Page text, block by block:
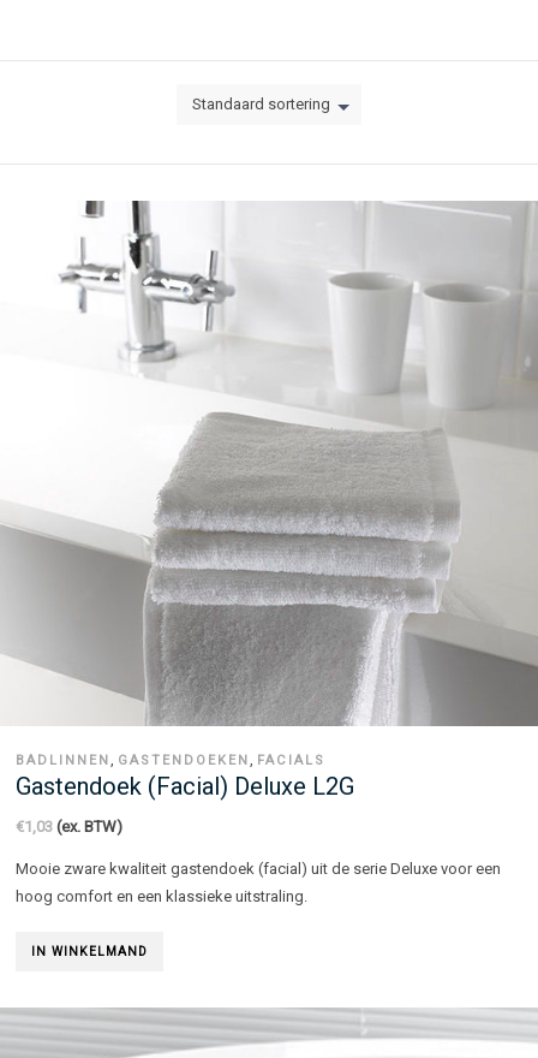
Standaard sortering
BADLINNEN GASTENDOEKEN FACIALS
Gastendoek (facial) Deluxe L2G
€1,03 (ex. BTW)
Mooie zware kwaliteit gastendoek (facial) uit de serie Deluxe voor een
hoog comfort en een klassieke uitstraling.
IN WINKELMAND